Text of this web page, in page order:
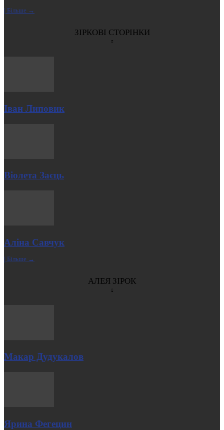
| Більше →
ЗІРКОВІ СТОРІНКИ
Іван Липовик
Віолета Заєць
Аліна Савчук
| Більше →
АЛЕЯ ЗІРОК
Макар Дудукалов
Ярина Фегецин